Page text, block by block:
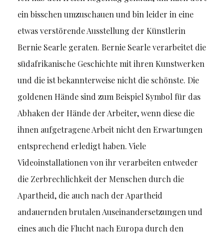
ein bisschen umzuschauen und bin leider in eine
etwas verstörende Ausstellung der Künstlerin
Bernie Searle geraten. Bernie Searle verarbeitet die
südafrikanische Geschichte mit ihren Kunstwerken
und die ist bekannterweise nicht die schönste. Die
goldenen Hände sind zum Beispiel Symbol für das
Abhaken der Hände der Arbeiter, wenn diese die
ihnen aufgetragene Arbeit nicht den Erwartungen
entsprechend erledigt haben. Viele
Videoinstallationen von ihr verarbeiten entweder
die Zerbrechlichkeit der Menschen durch die
Apartheid, die auch nach der Apartheid
andauernden brutalen Auseinandersetzungen und
eines auch die Flucht nach Europa durch den